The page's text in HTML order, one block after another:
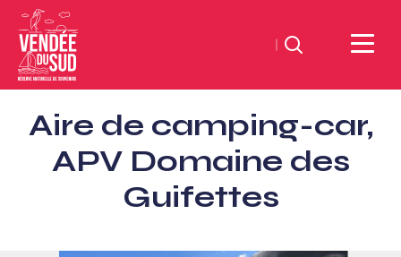
Sud
Vendée
TourismusSüd
Suchen
Aire de camping-car,
APV Domaine des
Guifettes